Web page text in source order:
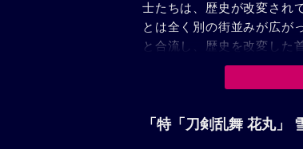
士たちは、歴史が改変され
とは全く別の街並みが広が
と合流し、歴史を改変した
「特「刀剣乱舞 花丸」